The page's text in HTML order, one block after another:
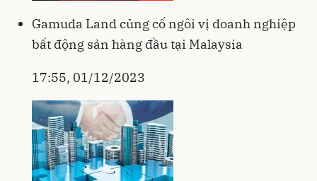
Gamuda Land củng cố ngôi vị doanh nghiệp
bất động sản hàng đầu tại Malaysia
17:55, 01/12/2023